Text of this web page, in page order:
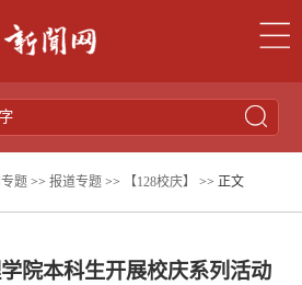
题 >> 报道专题 >> 【128校庆】 >> 正文
学院本科生开展校庆系列活动